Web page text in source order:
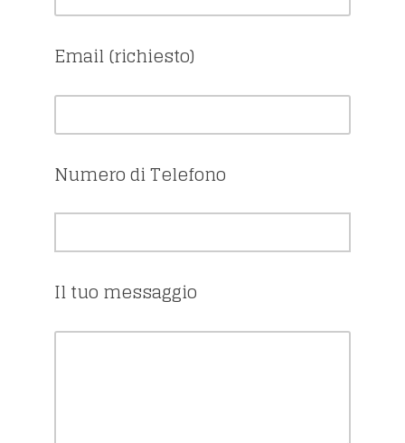
Email (richiesto)
Numero di Telefono
Il tuo messaggio